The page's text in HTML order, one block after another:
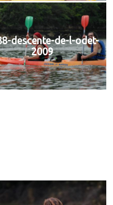
descente-de-l-odet-
2009